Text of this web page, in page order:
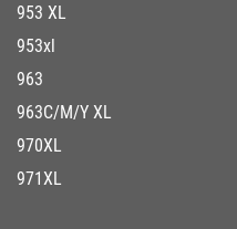
953 XL
953xl
963
963C/M/Y XL
970XL
971XL